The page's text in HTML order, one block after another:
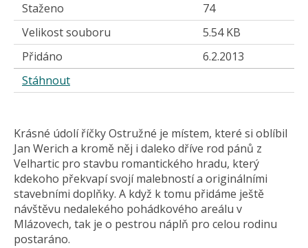
Staženo
74
Velikost souboru
5.54 KB
Přidáno
6.2.2013
Stáhnout
Krásné údolí říčky Ostružné je místem, které si oblíbil
Jan Werich a kromě něj i daleko dříve rod pánů z
Velhartic pro stavbu romantického hradu, který
kdekoho překvapí svojí malebností a originálními
stavebními doplňky. A když k tomu přidáme ještě
návštěvu nedalekého pohádkového areálu v
Mlázovech, tak je o pestrou náplň pro celou rodinu
postaráno.